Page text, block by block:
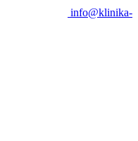
info@klinika-